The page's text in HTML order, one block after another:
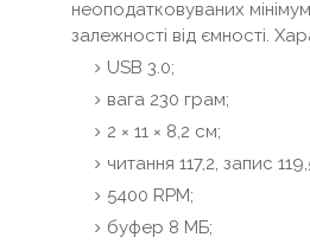
неоподатковуваних
залежності від ємності.
USB 3.0;
вага 230 грам;
2 × 11 × 8,2 см;
читання 117,2, запис
5400 RPM;
буфер 8 МБ;